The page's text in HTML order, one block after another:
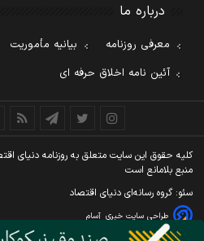
درباره ما
معرفی روزنامه
بیانیه مأموریت
آئین نامه اخلاق حرفه ای
کليه حقوق اين سايت متعلق به روزنامه دنيای
منبع بلامانع است
سئو: گروه رسانه‌ای دنیای اقتصاد
طراحی سایت خبری آسام